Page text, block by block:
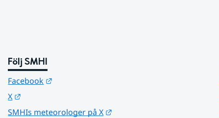
Följ SMHI
Facebook
X
SMHIs meteorologer på X